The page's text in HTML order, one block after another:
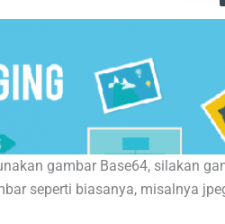
gambar Base64, silakan
seperti biasanya, misalnya